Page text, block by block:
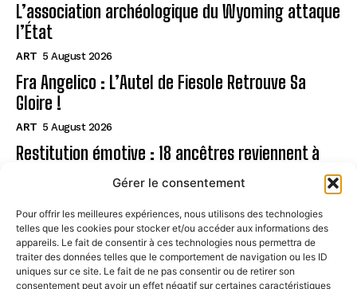
Gérer le consentement
Pour offrir les meilleures expériences, nous utilisons des technologies
telles que les cookies pour stocker et/ou accéder aux informations des
appareils. Le fait de consentir à ces technologies nous permettra de
traiter des données telles que le comportement de navigation ou les ID
uniques sur ce site. Le fait de ne pas consentir ou de retirer son
consentement peut avoir un effet négatif sur certaines caractéristiques
L’association archéologique du Wyoming attaque
l’État
ART 5 August 2026
Fra Angelico : L’Autel de Fiesole Retrouve Sa
Gloire !
ART 5 August 2026
Restitution émotive : 18 ancêtres reviennent à
Page
CONTACT